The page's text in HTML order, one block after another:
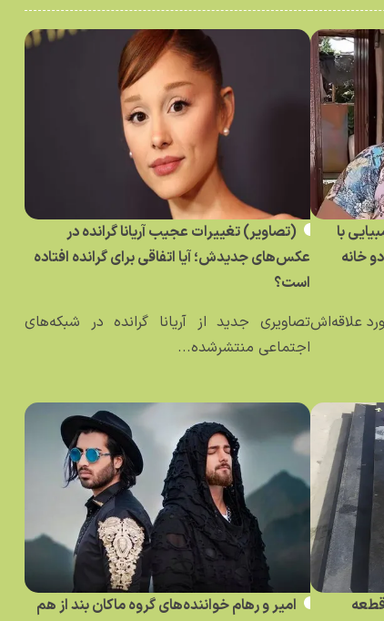
ساله کلمبیایی با
خانه
مورد علاقه‌اش
(تصاویر) تغییرات عجیب آریانا گرانده در
عکس‌های جدیدش؛ آیا اتفاقی برای گرانده افتاده
است؟
تصاویری جدید از آریانا گرانده در شبکه‌های
اجتماعی منتشرشده...
امیر و رهام خواننده‌های گروه ماکان بند از هم